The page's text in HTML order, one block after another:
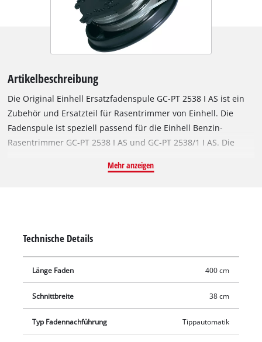
Artikelbeschreibung
Die Original Einhell Ersatzfadenspule GC-PT 2538 I AS ist ein
Zubehör und Ersatzteil für Rasentrimmer von Einhell. Die
Fadenspule ist speziell passend für die Einhell Benzin-
Rasentrimmer GC-PT 2538 I AS und GC-PT 2538/1 I AS. Die
beste Schnittergebnisse ausgestattet. Der Faden ist 4 Meter
Mehr anzeigen
Technische Details
Länge Faden 400 cm
Schnittbreite 38 cm
Typ Fadennachführung Tippautomatik